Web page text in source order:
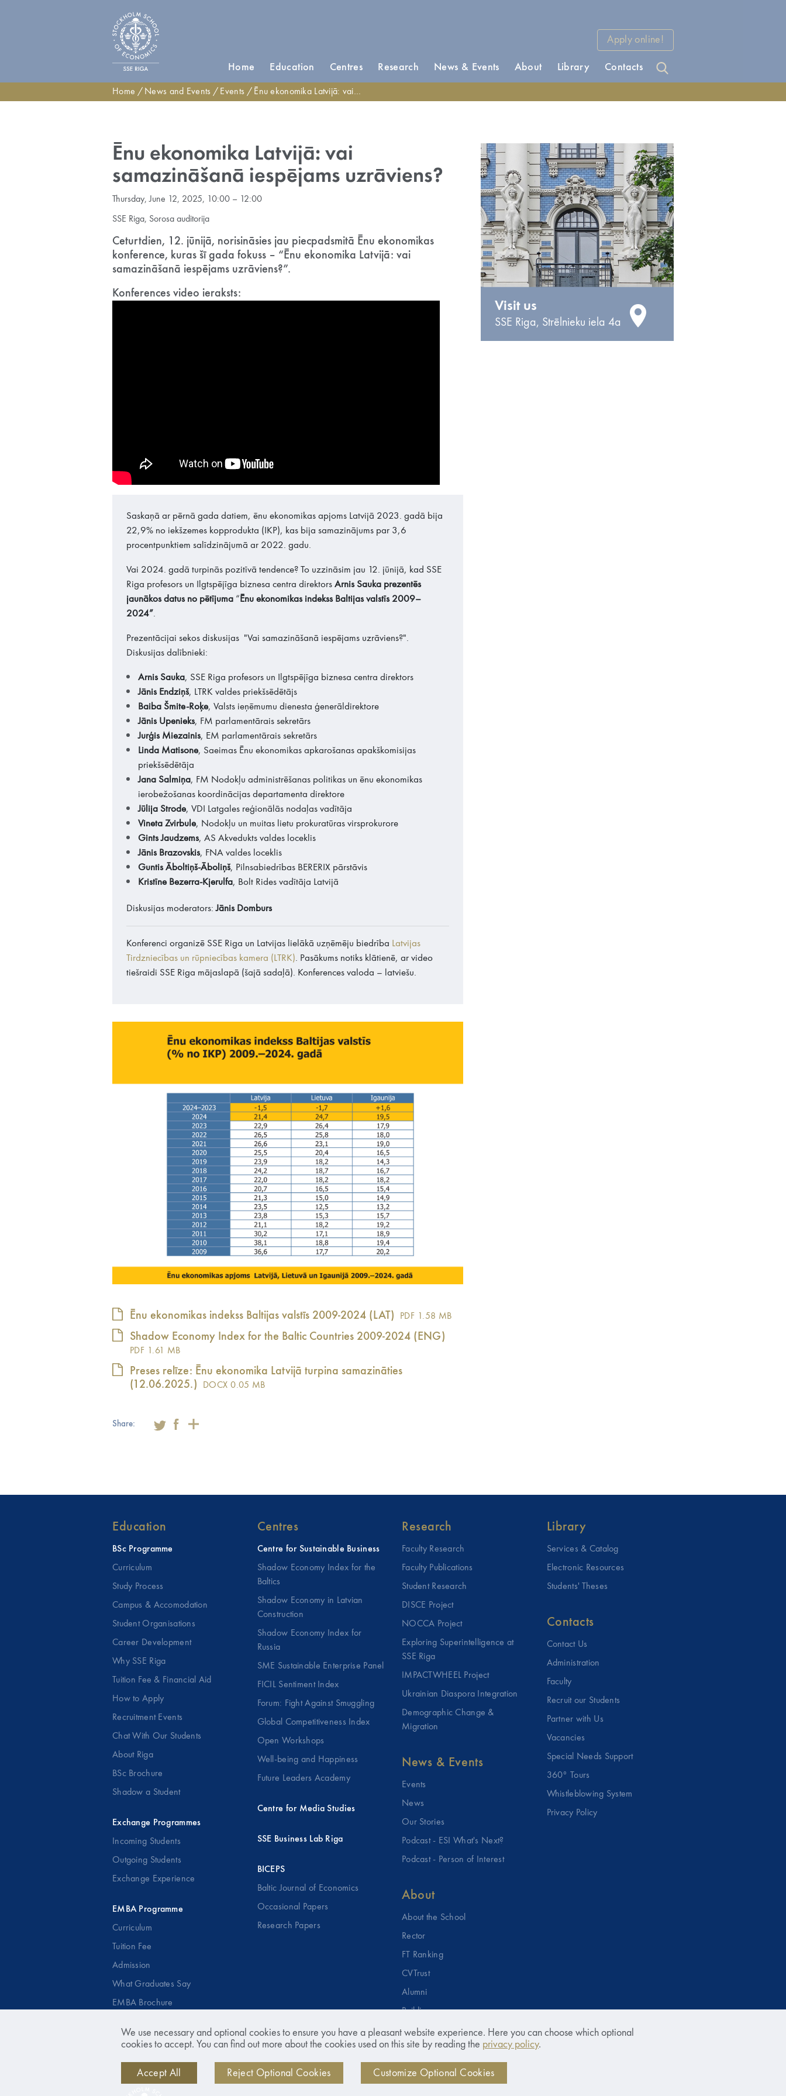
We use necessary and optional cookies to ensure you have a pleasant website experience. Here you can choose which optional
cookies to accept. You can find out more about the cookies used on this site by reading the privacy policy.
Accept All Reject Optional Cookies Customize Optional Cookies
Apply online!
Home Education Centres Research News & Events About Library Contacts
Home News and Events Events Ēnu ekonomika Latvijā: vai samazināšanā iespējams uzrāviens?
Ēnu ekonomika Latvijā: vai
samazināšanā iespējams uzrāviens?
Thursday, June 12, 2025, 10:00 – 12:00
SSE Riga, Sorosa auditorija
Ceturtdien, 12. jūnijā, norisināsies jau piecpadsmitā Ēnu ekonomikas
konference, kuras šī gada fokuss – “Ēnu ekonomika Latvijā: vai
samazināšanā iespējams uzrāviens?”.
Konferences video ieraksts:
Saskaņā ar pērnā gada datiem, ēnu ekonomikas apjoms Latvijā 2023. gadā bija
22,9% no iekšzemes kopprodukta (IKP), kas bija samazinājums par 3,6
procentpunktiem salīdzinājumā ar 2022. gadu.
Vai 2024. gadā turpinās pozitīvā tendence? To uzzināsim jau 12. jūnijā, kad SSE
Riga profesors un Ilgtspējīga biznesa centra direktors Arnis Sauka prezentēs
jaunākos datus no pētījuma “ Ēnu ekonomikas indekss Baltijas valstīs 2009–
2024”.
Prezentācijai sekos diskusijas "Vai samazināšanā iespējams uzrāviens?".
Diskusijas dalībnieki:
Arnis Sauka, SSE Riga profesors un Ilgtspējīga biznesa centra direktors
Jānis Endziņš, LTRK valdes priekšsēdētājs
Baiba Šmite-Roķe, Valsts ieņēmumu dienesta ģenerāldirektore
Jānis Upenieks, FM parlamentārais sekretārs
Jurģis Miezainis, EM parlamentārais sekretārs
Linda Matisone, Saeimas Ēnu ekonomikas apkarošanas apakškomisijas
priekšsēdētāja
Jana Salmiņa, FM Nodokļu administrēšanas politikas un ēnu ekonomikas
ierobežošanas koordinācijas departamenta direktore
Jūlija Strode, VDI Latgales reģionālās nodaļas vadītāja
Vineta Zvirbule, Nodokļu un muitas lietu prokuratūras virsprokurore
Gints Jaudzems, AS Akvedukts valdes loceklis
Jānis Brazovskis, FNA valdes loceklis
Guntis Āboltiņš-Āboliņš, Pilnsabiedrības BERERIX pārstāvis
Kristīne Bezerra-Kjerulfa, Bolt Rides vadītāja Latvijā
Diskusijas moderators:Jānis Domburs
Konferenci organizē SSE Riga un Latvijas lielākā uzņēmēju biedrība Latvijas
Tirdzniecības un rūpniecības kamera (LTRK). Pasākums notiks klātienē, ar video
tiešraidi SSE Riga mājaslapā (šajā sadaļā). Konferences valoda – latviešu.
Ēnu ekonomikas indekss Baltijas valstīs 2009-2024 (LAT) PDF 1.58 MB
Shadow Economy Index for the Baltic Countries 2009-2024 (ENG)
PDF 1.61 MB
Preses relīze: Ēnu ekonomika Latvijā turpina samazināties
(12.06.2025.)
DOCX 0.05 MB
Share:
Visit us
SSE Riga, Strēlnieku iela 4a
Education
BSc Programme
Curriculum
Study Process
Campus & Accomodation
Student Organisations
Career Development
Why SSE Riga
Tuition Fee & Financial Aid
How to Apply
Recruitment Events
Chat With Our Students
About Riga
BSc Brochure
Shadow a Student
Exchange Programmes
Incoming Students
Outgoing Students
Exchange Experience
EMBA Programme
Curriculum
Tuition Fee
Admission
What Graduates Say
EMBA Brochure
Executive Education
Open Courses
Centres
Centre for Sustainable Business
Shadow Economy Index for the
Baltics
Shadow Economy in Latvian
Construction
Shadow Economy Index for
Russia
SME Sustainable Enterprise Panel
FICIL Sentiment Index
Forum: Fight Against Smuggling
Global Competitiveness Index
Open Workshops
Well-being and Happiness
Future Leaders Academy
Centre for Media Studies
SSE Business Lab Riga
BICEPS
Baltic Journal of Economics
Occasional Papers
Research Papers
Research
Faculty Research
Faculty Publications
Student Research
DISCE Project
NOCCA Project
Exploring Superintelligence at
SSE Riga
IMPACTWHEEL Project
Ukrainian Diaspora Integration
Demographic Change &
Migration
News & Events
Events
News
Our Stories
Podcast - ESI What's Next?
Podcast - Person of Interest
About
About the School
Rector
FT Ranking
CVTrust
Alumni
Building
Art Collection
SSE Riga Foundation
Gender Equality
Library
Services & Catalog
Electronic Resources
Students' Theses
Contacts
Contact Us
Administration
Faculty
Recruit our Students
Partner with Us
Vacancies
Special Needs Support
360° Tours
Whistleblowing System
Privacy Policy